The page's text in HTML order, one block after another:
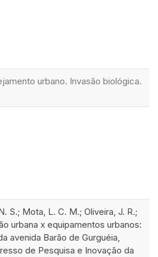
urbano. Invasão biológica.
S.; Mota, L. C. M.; Oliveira, J. R.;
urbana x equipamentos urbanos:
avenida Barão de Gurguéia,
de Pesquisa e Inovação da